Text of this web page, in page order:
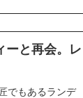
ーと再会。レ
でもあるランデ